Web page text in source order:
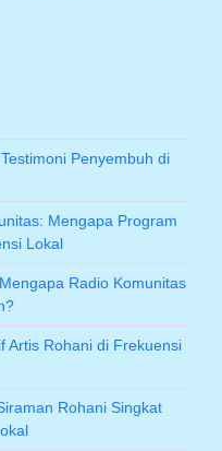
Penyembuh di
Mengapa Program
Lokal
Radio Komunitas
Artis Rohani di Frekuensi
Rohani Singkat